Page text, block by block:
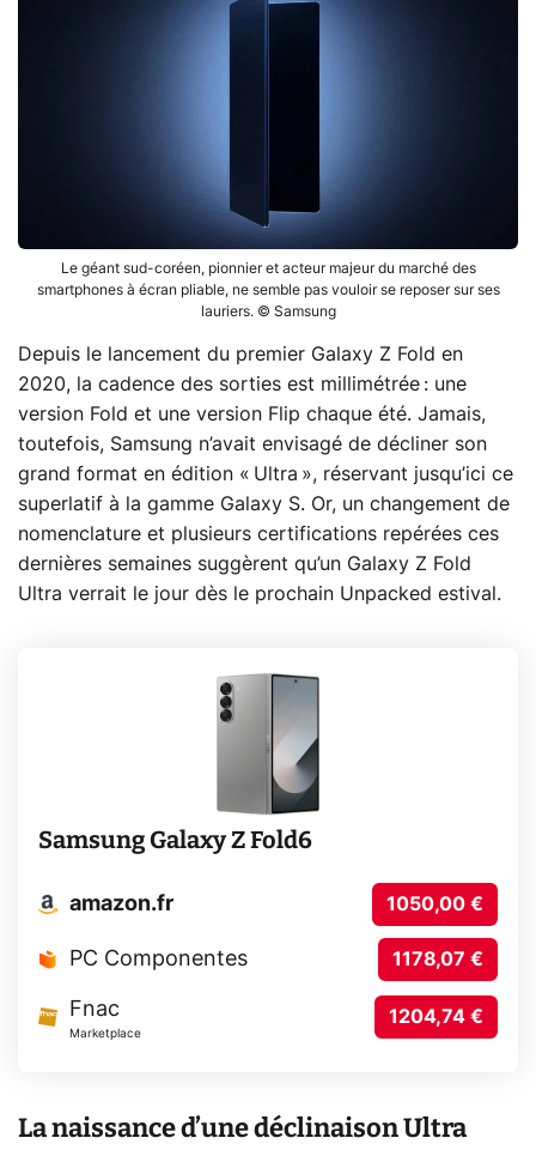
Le géant sud-coréen, pionnier et acteur majeur du marché des
smartphones à écran pliable, ne semble pas vouloir se reposer sur ses
lauriers. © Samsung
Depuis le lancement du premier Galaxy Z Fold en
2020, la cadence des sorties est millimétrée : une
version Fold et une version Flip chaque été. Jamais,
toutefois, Samsung n’avait envisagé de décliner son
grand format en édition « Ultra », réservant jusqu’ici ce
superlatif à la gamme Galaxy S. Or, un changement de
nomenclature et plusieurs certifications repérées ces
dernières semaines suggèrent qu’un Galaxy Z Fold
Ultra verrait le jour dès le prochain Unpacked estival.
Samsung Galaxy Z Fold6
amazon.fr 1050,00 €
PC Componentes 1178,07 €
Fnac
Marketplace
1204,74 €
La naissance d’une déclinaison Ultra